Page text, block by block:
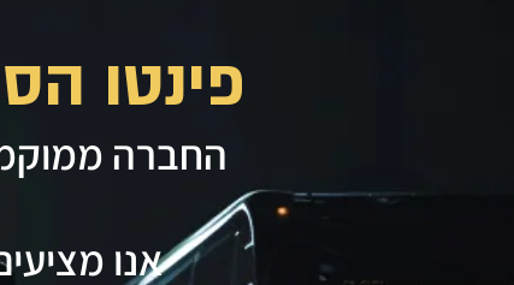
פינטו הסעים
החברה
אנו